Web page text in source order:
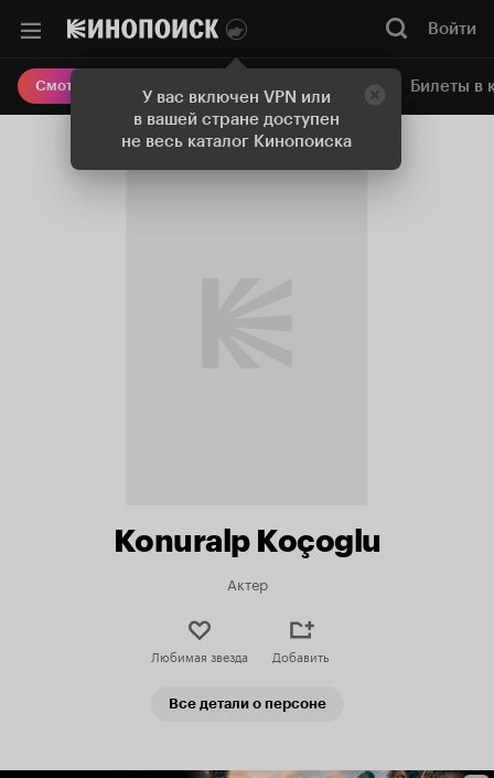
У вас включен VPN или
в вашей стране доступен
не весь каталог Кинопоиска
Войти
Смотреть кино Онлайн-кинотеатр Билеты в
Konuralp Koçoglu
Актер
Любимая звезда Добавить
Все детали о персоне